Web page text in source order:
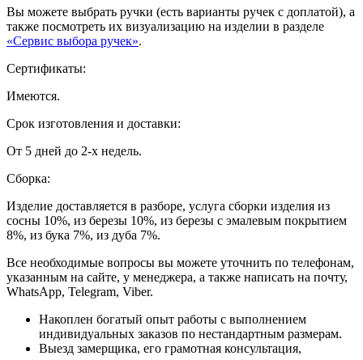
Вы можете выбрать ручки (есть варианты ручек с доплатой), а
также посмотреть их визуализацию на изделии в разделе
«Сервис выбора ручек».
Сертификаты:
Имеются.
Срок изготовления и доставки:
От 5 дней до 2-х недель.
Сборка:
Изделие доставляется в разборе, услуга сборки изделия из
сосны 10%, из березы 10%, из березы с эмалевым покрытием
8%, из бука 7%, из дуба 7%.
Все необходимые вопросы вы можете уточнить по телефонам,
указанным на сайте, у менеджера, а также написать на почту,
WhatsApp, Telegram, Viber.
Накоплен богатый опыт работы с выполнением
индивидуальных заказов по нестандартным размерам.
Выезд замерщика, его грамотная консультация,